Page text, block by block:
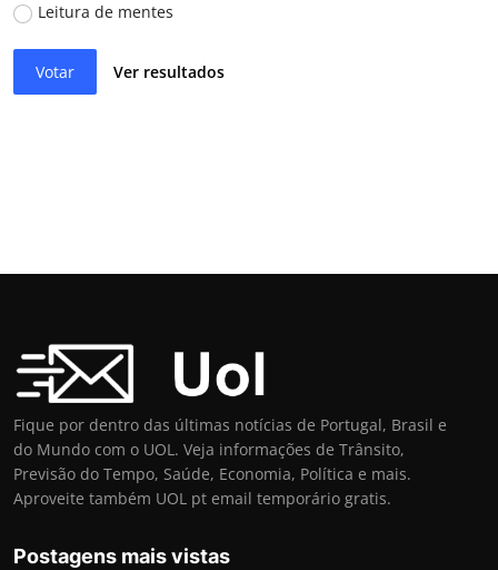
Leitura de mentes
Votar Ver resultados
Fique por dentro das últimas notícias de Portugal, Brasil e
do Mundo com o UOL. Veja informações de Trânsito,
Previsão do Tempo, Saúde, Economia, Política e mais.
Aproveite também UOL pt email temporário gratis.
Postagens mais vistas